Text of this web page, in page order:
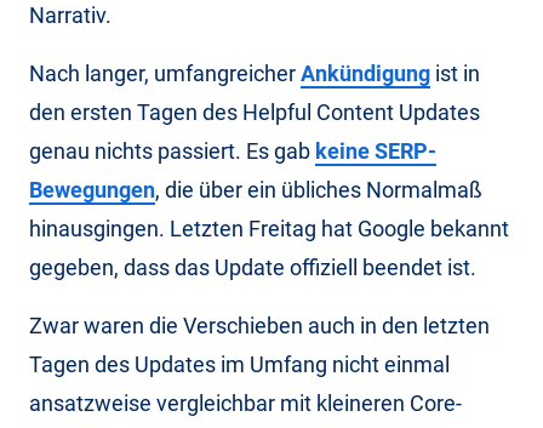
Narrativ.
Nach langer, umfangreicherAnkündigung ist in
den ersten Tagen des Helpful Content Updates
genau nichts passiert. Es gab keine SERP-
Bewegungen, die über ein übliches Normalmaß
hinausgingen. Letzten Freitag hat Google bekannt
gegeben, dass das Update offiziell beendet ist.
Zwar waren die Verschieben auch in den letzten
Tagen des Updates im Umfang nicht einmal
ansatzweise vergleichbar mit kleineren Core-